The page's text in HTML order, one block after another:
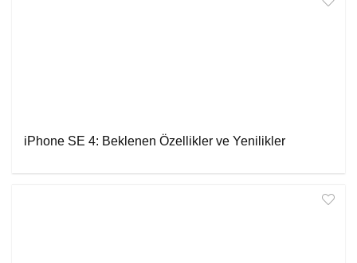
iPhone SE 4: Beklenen Özellikler ve Yenilikler